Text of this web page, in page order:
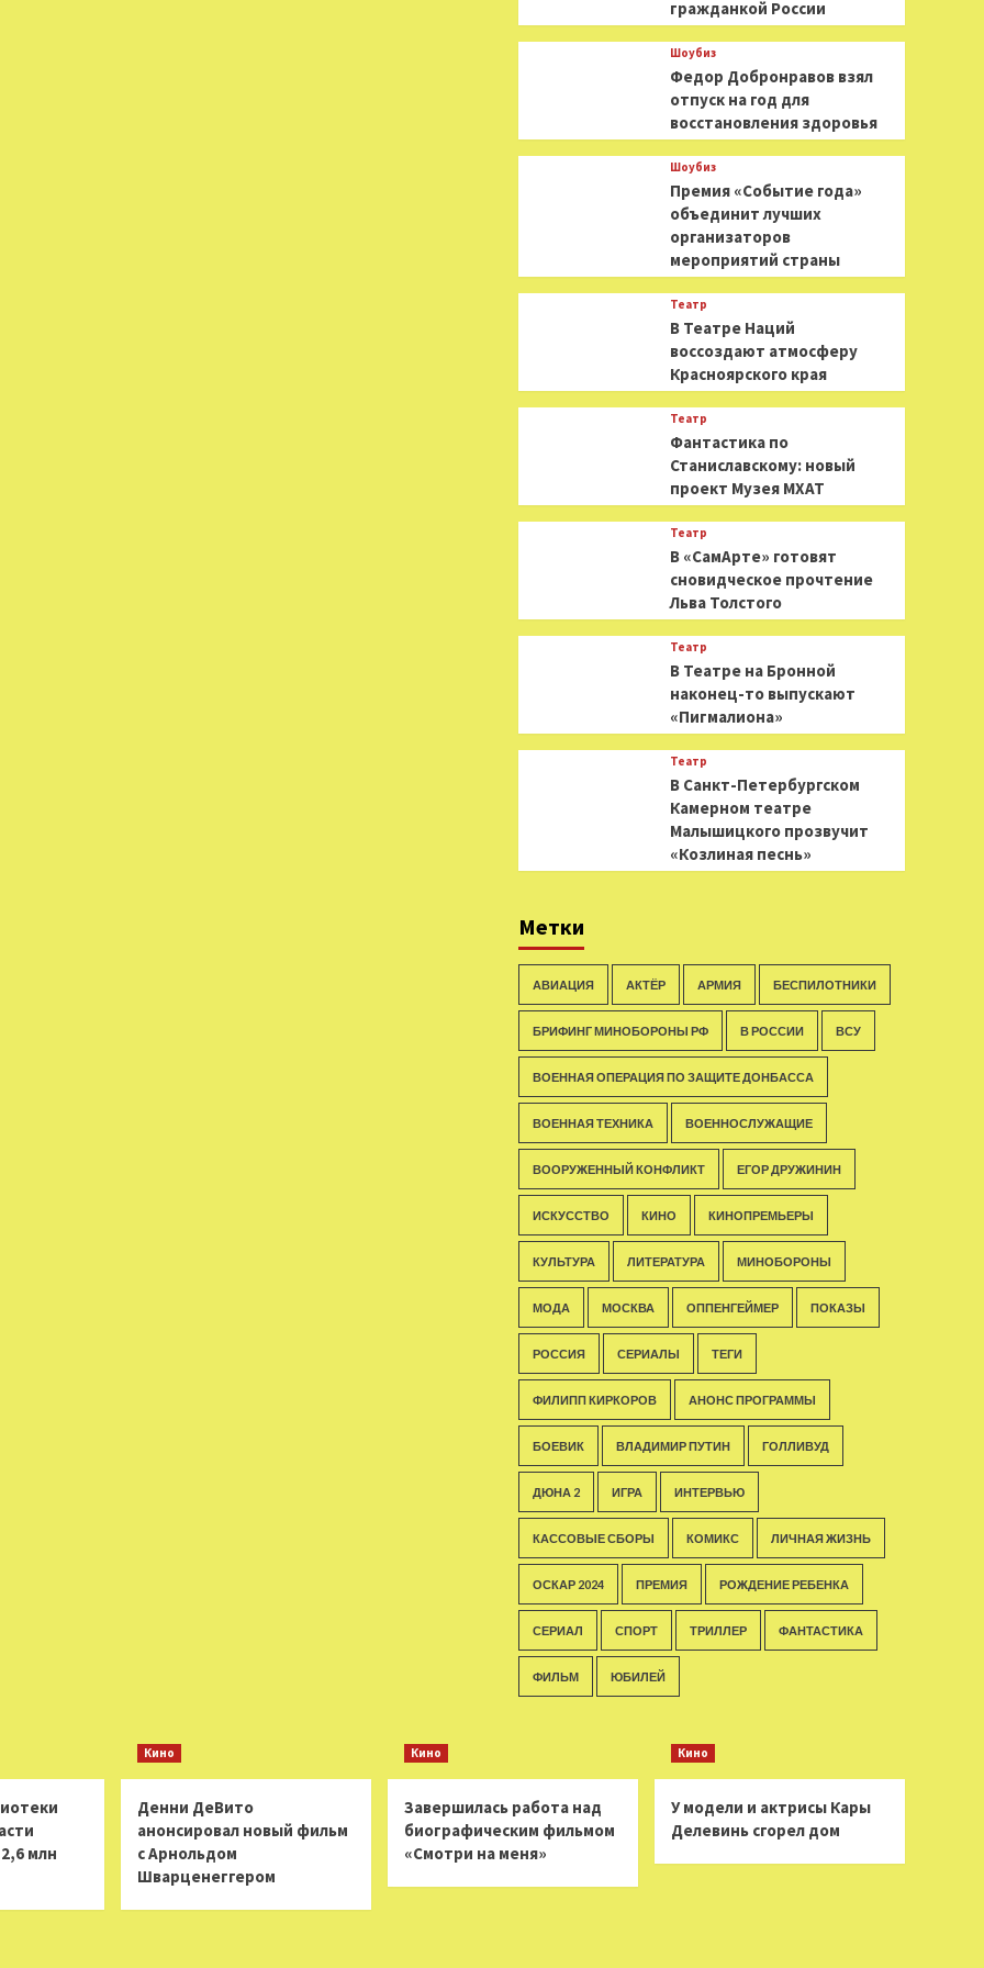
гражданкой России
Шоубиз
Федор Добронравов взял
отпуск на год для
восстановления здоровья
Шоубиз
Премия «Событие года»
объединит лучших
организаторов
мероприятий страны
Театр
В Театре Наций
воссоздают атмосферу
Красноярского края
Театр
Фантастика по
Станиславскому: новый
проект Музея МХАТ
Театр
В «СамАрте» готовят
сновидческое прочтение
Льва Толстого
Театр
В Театре на Бронной
наконец-то выпускают
«Пигмалиона»
Театр
В Санкт-Петербургском
Камерном театре
Малышицкого прозвучит
«Козлиная песнь»
Метки
АВИАЦИЯ АКТЁР АРМИЯ БЕСПИЛОТНИКИ
БРИФИНГ МИНОБОРОНЫ РФ В РОССИИ ВСУ
ВОЕННАЯ ОПЕРАЦИЯ ПО ЗАЩИТЕ ДОНБАССА
ВОЕННАЯ ТЕХНИКА ВОЕННОСЛУЖАЩИЕ
ВООРУЖЕННЫЙ КОНФЛИКТ ЕГОР ДРУЖИНИН
ИСКУССТВО КИНО КИНОПРЕМЬЕРЫ
КУЛЬТУРА ЛИТЕРАТУРА МИНОБОРОНЫ
МОДА МОСКВА ОППЕНГЕЙМЕР ПОКАЗЫ
РОССИЯ СЕРИАЛЫ ТЕГИ
ФИЛИПП КИРКОРОВ АНОНС ПРОГРАММЫ
БОЕВИК ВЛАДИМИР ПУТИН ГОЛЛИВУД
ДЮНА 2 ИГРА ИНТЕРВЬЮ
КАССОВЫЕ СБОРЫ КОМИКС ЛИЧНАЯ ЖИЗНЬ
ОСКАР 2024 ПРЕМИЯ РОЖДЕНИЕ РЕБЕНКА
СЕРИАЛ СПОРТ ТРИЛЛЕР ФАНТАСТИКА
ФИЛЬМ ЮБИЛЕЙ
млн
Кино
Денни ДеВито
анонсировал новый фильм
с Арнольдом
Шварценеггером
Кино
Завершилась работа над
биографическим фильмом
«Смотри на меня»
Кино
У модели и актрисы Кары
Делевинь сгорел дом